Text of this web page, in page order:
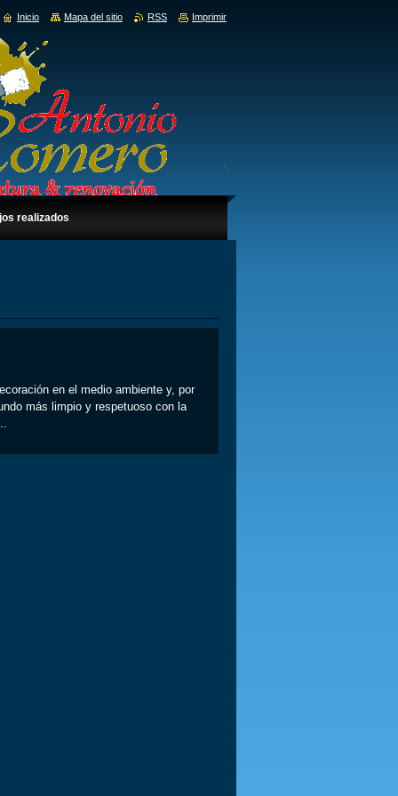
realizados
en el medio ambiente y, por
más limpio y respetuoso con la
Inicio Mapa del sitio RSS Imprimir